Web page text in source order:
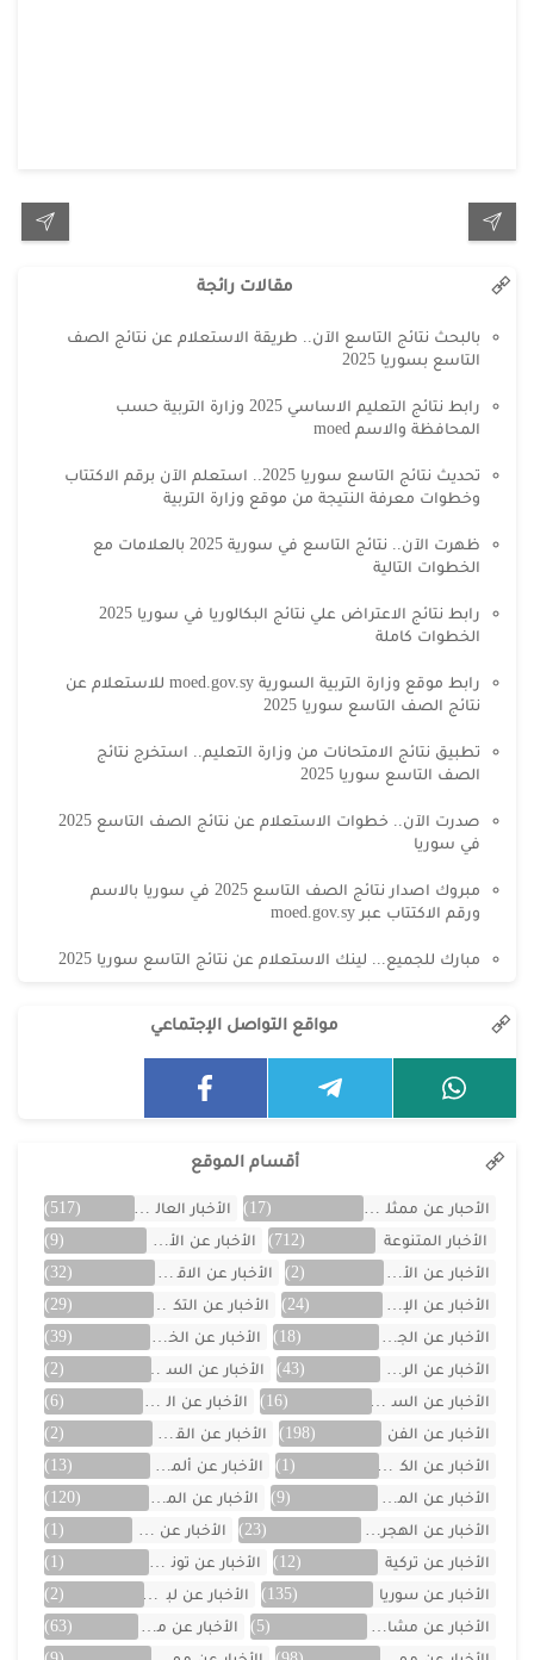
مقالات رائجة
بالبحث نتائج التاسع الآن.. طريقة الاستعلام عن نتائج الصف
التاسع بسوريا 2025
رابط نتائج التعليم الاساسي 2025 وزارة التربية حسب
المحافظة والاسم moed
تحديث نتائج التاسع سوريا 2025.. استعلم الآن برقم الاكتتاب
وخطوات معرفة النتيجة من موقع وزارة التربية
ظهرت الآن.. نتائج التاسع في سورية 2025 بالعلامات مع
الخطوات التالية
رابط نتائج الاعتراض علي نتائج البكالوريا في سوريا 2025
الخطوات كاملة
رابط موقع وزارة التربية السورية moed.gov.sy للاستعلام عن
نتائج الصف التاسع سوريا 2025
تطبيق نتائج الامتحانات من وزارة التعليم.. استخرج نتائج
الصف التاسع سوريا 2025
صدرت الآن.. خطوات الاستعلام عن نتائج الصف التاسع 2025
في سوريا
مبروك اصدار نتائج الصف التاسع 2025 في سوريا بالاسم
ورقم الاكتتاب عبر moed.gov.sy
مبارك للجميع... لينك الاستعلام عن نتائج التاسع سوريا 2025
مواقع التواصل الإجتماعي
أقسام الموقع
الأحبار عن ممثلين الخليج (17) الأخبار العالمية
(517)
الأخبار المتنوعة
(712) الأخبار عن الأردن
(9)
الأخبار عن الأفلام
(2) الأخبار عن الاقتصاد
(32)
الأخبار عن الإمارات
(24) الأخبار عن التكنولوجيا
(29)
الأخبار عن الجزائر
(18) الأخبار عن الخليج
(39)
الأخبار عن الرياضة
(43) الأخبار عن السعودية
(2)
الأخبار عن السيارات
(16) الأخبار عن العراق
(6)
الأخبار عن الفن
(198) الأخبار عن القصص
(2)
الأخبار عن الكويت
(1) الأخبار عن ألمانيا
(13)
الأخبار عن المسلسلات
(9) الأخبار عن المشاهير
(120)
الأخبار عن الهجرة والسفر
(23) الأخبار عن اليمن
(1)
الأخبار عن تركية
(12) الأخبار عن تونس
(1)
الأخبار عن سوريا
(135) الأخبار عن لبنان
(2)
الأخبار عن مشاهر الهند
(5) الأخبار عن مصر
(63)